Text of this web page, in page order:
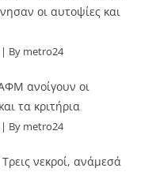
οι αυτοψίες και
By metro24
ανοίγουν οι
τα κριτήρια
By metro24
νεκροί, ανάμεσά